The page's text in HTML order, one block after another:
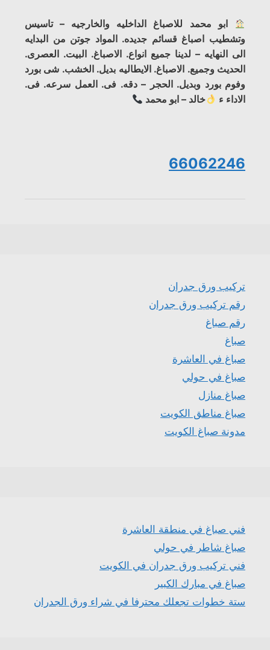
ابو محمد للاصباغ الداخليه والخارجيه – تاسيس
وتشطيب اصباغ قسائم جديده. المواد جوتن من البدايه
الى النهايه – لدينا جميع انواع. الاصباغ. البيت. العصرى.
الحديث وجميع. الاصباغ. الايطاليه بديل. الخشب. شى بورد
وفوم بورد وبديل. الحجر – دقه. فى. العمل سرعه. فى.
الاداء ء
خالد – ابو محمد
66062246
تركيب ورق جدران
رقم تركيب ورق جدران
رقم صباغ
صباغ
صباغ في العاشرة
صباغ في حولي
صباغ منازل
صباغ مناطق الكويت
مدونة صباغ الكويت
فني صباغ في منطقة العاشرة
صباغ شاطر في حولي
فني تركيب ورق جدران في الكويت
صباغ في مبارك الكبير
ستة خطوات تجعلك محترفا في شراء ورق الجدران